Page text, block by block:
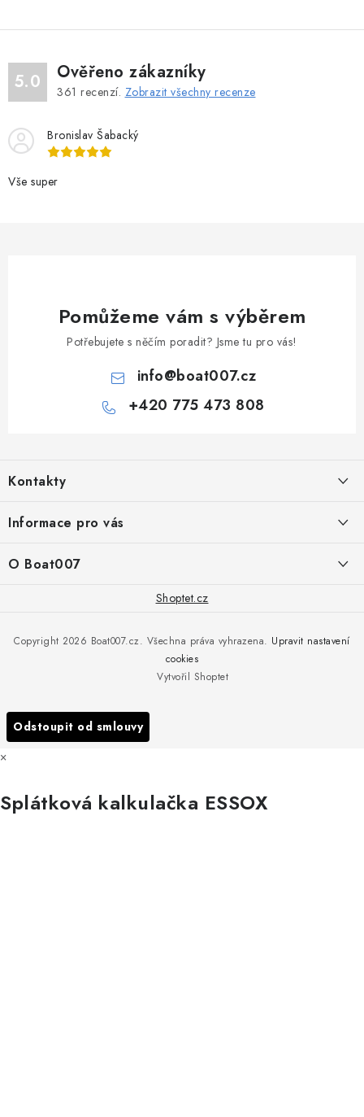
5.0 Ověřeno zákazníky
361 recenzí. Zobrazit všechny recenze
Bronislav Šabacký
Vše super
Pomůžeme vám s výběrem
Potřebujete s něčím poradit? Jsme tu pro vás!
info@boat007.cz
+420 775 473 808
p
a
Kontakty
+420 775 473 808
PŘÍJEM/VÝDEJ/SERVIS zakázek
Informace pro vás
Obchodní podmínky
Podmínky ochrany osobních údajů
O Boat007
Všechny značky
Shoptet.cz
Vytvořil Shoptet
Copyright 2026 Boat007.cz. Všechna práva vyhrazena. Upravit nastavení
cookies
Odstoupit od smlouvy
×
Splátková kalkulačka ESSOX